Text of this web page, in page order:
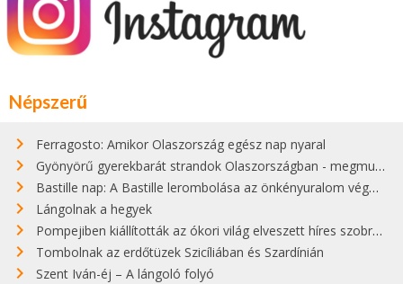
Népszerű
Ferragosto: Amikor Olaszország egész nap nyaral
Gyönyörű gyerekbarát strandok Olaszországban - megmutatjuk a 15 legjobbat
Bastille nap: A Bastille lerombolása az önkényuralom végét jelentette
Lángolnak a hegyek
Pompejiben kiállították az ókori világ elveszett híres szobrának másolatát
Tombolnak az erdőtüzek Szicíliában és Szardínián
Szent Iván-éj – A lángoló folyó